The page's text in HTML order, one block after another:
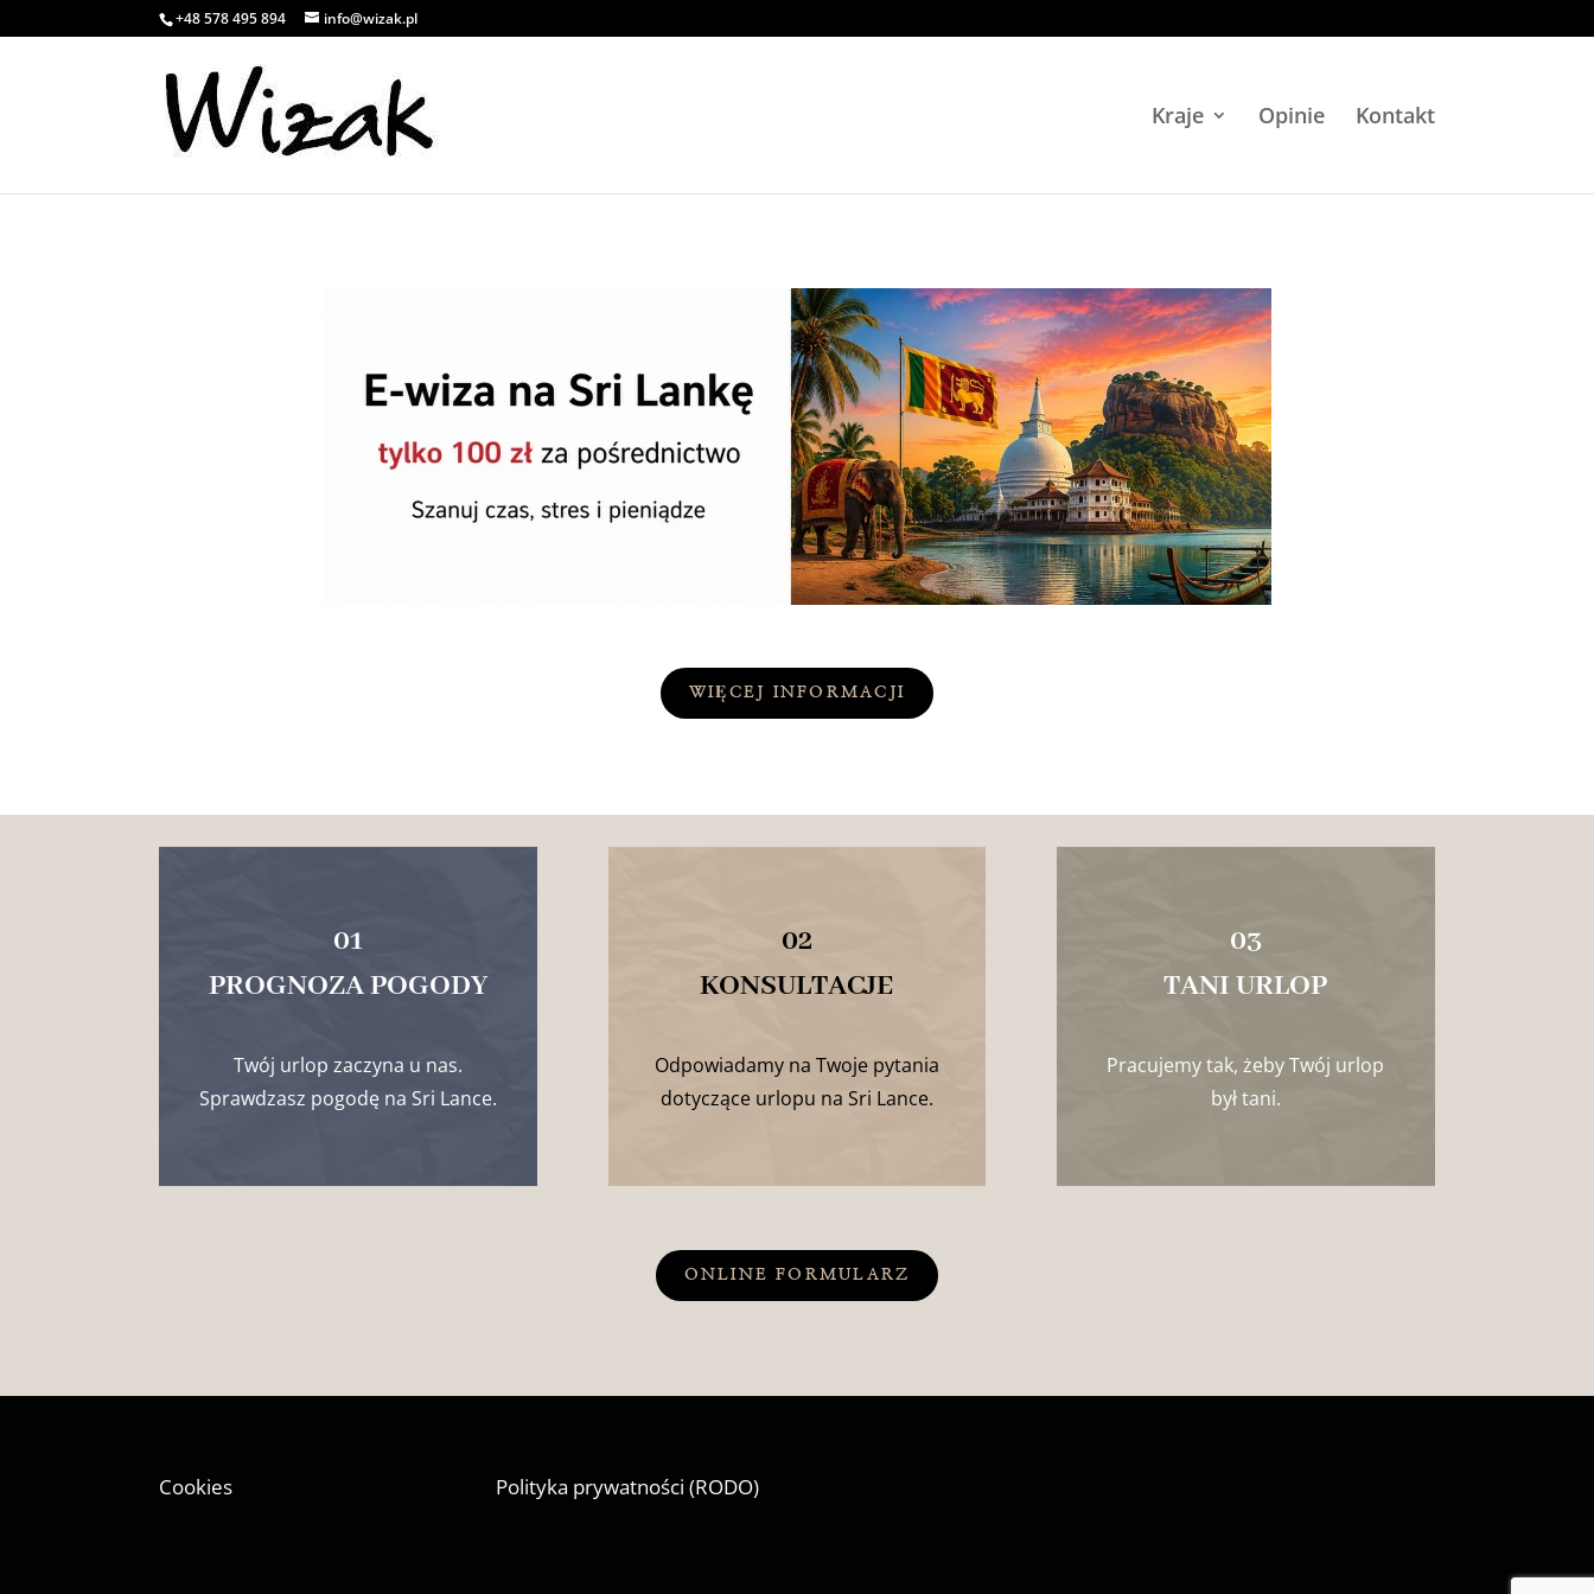
+48 578 495 894 info@wizak.pl
Kraje Opinie Kontakt
WIĘCEJ INFORMACJI
01
PROGNOZA POGODY
Twój urlop zaczyna u nas.
Sprawdzasz pogodę na Sri Lance.
02
KONSULTACJE
Odpowiadamy na Twoje pytania
dotyczące urlopu na Sri Lance.
03
TANI URLOP
Pracujemy tak, żeby Twój urlop
był tani.
ONLINE FORMULARZ
Cookies Polityka prywatności (RODO)